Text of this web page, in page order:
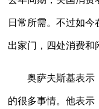
日常所需。不过如
出家门，四处消费和
奥萨夫斯基表示
的很多事情。他表示